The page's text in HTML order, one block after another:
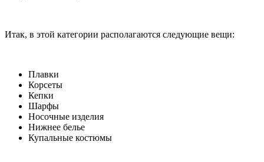
Итак, в этой категории располагаются следующие вещи:
Плавки
Корсеты
Кепки
Шарфы
Носочные изделия
Нижнее белье
Купальные костюмы